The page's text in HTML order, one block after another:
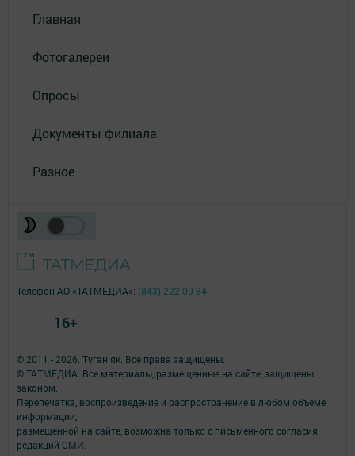
Главная
Фотогалереи
Опросы
Документы филиала
Разное
© 2011 - 2026. Туган як. Все права защищены.
© ТАТМЕДИА. Все материалы, размещенные на сайте, защищены
законом.
Перепечатка, воспроизведение и распространение в любом объеме
информации,
размещенной на сайте, возможна только с письменного согласия
редакций СМИ.
Телефон АО «ТАТМЕДИА»: (843) 222 09 84
16+